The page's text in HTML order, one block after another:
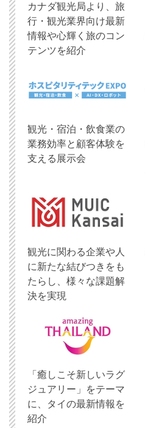
​カナダ観光局より、旅
行・観光業界向け最新
情報や心輝く旅のコン
テンツを紹介
観光・宿泊・飲食業の
業務効率と顧客体験を
支える展示会
観光に関わる企業や人
に新たな結びつきをも
たらし、様々な課題解
決を実現
「癒しこそ新しいラグ
ジュアリー」をテーマ
に、タイの最新情報を
紹介